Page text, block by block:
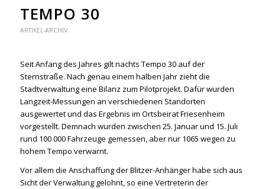
TEMPO 30
ARTIKEL-ARCHIV
Seit Anfang des Jahres gilt nachts Tempo 30 auf der
Sternstraße. Nach genau einem halben Jahr zieht die
Stadtverwaltung eine Bilanz zum Pilotprojekt. Dafür wurden
Langzeit-Messungen an verschiedenen Standorten
ausgewertet und das Ergebnis im Ortsbeirat Friesenheim
vorgestellt. Demnach wurden zwischen 25. Januar und 15. Juli
rund 100 000 Fahrzeuge gemessen, aber nur 1065 wegen zu
hohem Tempo verwarnt.
Vor allem die Anschaffung der Blitzer-Anhänger habe sich aus
Sicht der Verwaltung gelohnt, so eine Vertreterin der